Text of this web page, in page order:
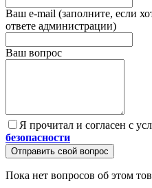
Ваш e-mail (заполните, если
ответе администрации)
Ваш вопрос
Я прочитал и согласен с
безопасности
Отправить свой вопрос
Пока нет вопросов об этом